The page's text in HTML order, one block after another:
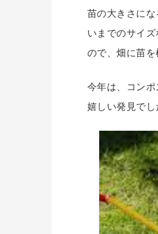
苗の大きさに
いまでのサイ
ので、畑に苗を
今年は、コン
嬉しい発見でし